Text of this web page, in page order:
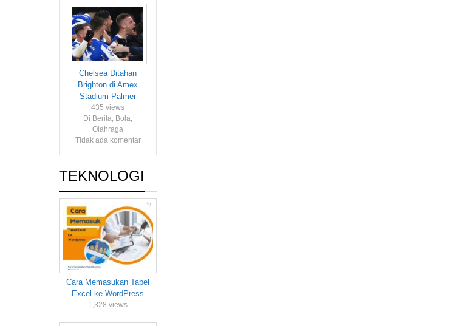
Chelsea Ditahan
Brighton di Amex
Stadium Palmer
435 views
Di Berita, Bola,
Olahraga
Tidak ada komentar
TEKNOLOGI
Cara Memasukan Tabel
Excel ke WordPress
1,328 views